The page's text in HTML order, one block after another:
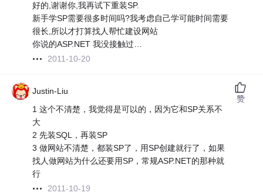
好的,谢谢你,我再试下重装SP.
新手学SP需要很多时间吗?我考虑自己学可能时间需要
很长,所以才打算找人帮忙建设网站
你说的ASP.NET 我没接触过…
2011-10-20
Justin-Liu
1 这个不清楚，我觉得是可以的，因为它和SP关系不
大
2 先装SQL，再装SP
3 做网站不清楚，都装SP了，用SP创建就行了，如果
找人做网站为什么还要用SP，常规ASP.NET的那种就
行
2011-10-19
赞